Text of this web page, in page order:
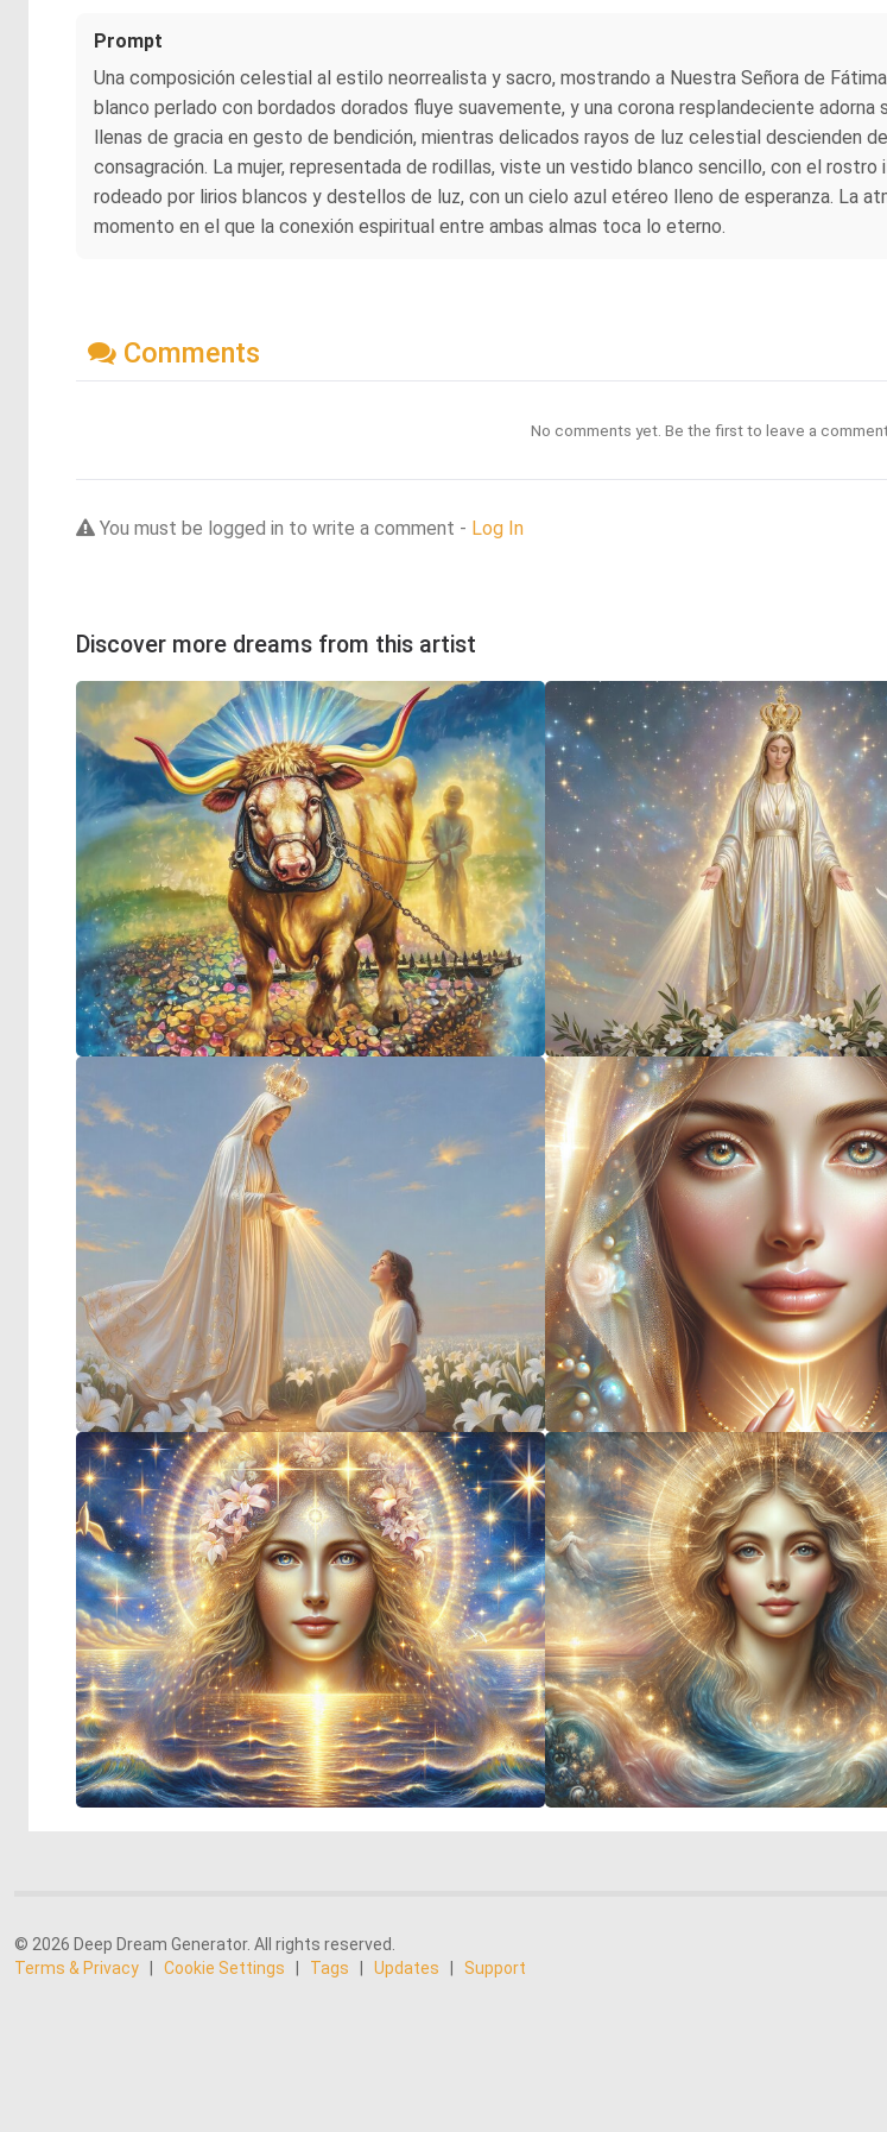
Prompt
Una composición celestial al estilo neorrealista y sacro, mostrando a Nuestra Señora de
blanco perlado con bordados dorados fluye suavemente, y una corona resplandeciente adorna
llenas de gracia en gesto de bendición, mientras delicados rayos de luz celestial descienden
consagración. La mujer, representada de rodillas, viste un vestido blanco sencillo, con el
rodeado por lirios blancos y destellos de luz, con un cielo azul etéreo lleno de esperanza. La
momento en el que la conexión espiritual entre ambas almas toca lo eterno.
Comments
No comments yet. Be the first to leave a
You must be logged in to write a comment - Log In
Discover more dreams from this artist
© 2026 Deep Dream Generator. All rights reserved.
Terms & Privacy
Cookie Settings Tags Updates Support